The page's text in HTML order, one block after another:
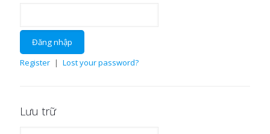
Register | Lost your password?
Lưu trữ